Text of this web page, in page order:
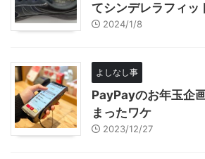
てシンデレラフィッ
2024/1/8
よしなし事
PayPayのお年玉企
まったワケ
2023/12/27